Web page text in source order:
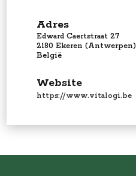
Adres
Edward Caertstraat 27
2180 Ekeren (Antwerpen)
België
Website
https://www.vitalogi.be